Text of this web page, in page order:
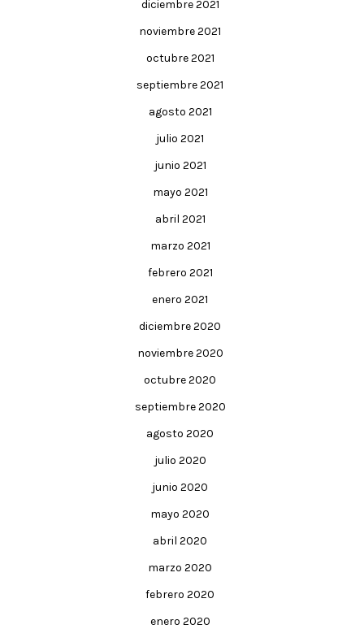
diciembre 2021
noviembre 2021
octubre 2021
septiembre 2021
agosto 2021
julio 2021
junio 2021
mayo 2021
abril 2021
marzo 2021
febrero 2021
enero 2021
diciembre 2020
noviembre 2020
octubre 2020
septiembre 2020
agosto 2020
julio 2020
junio 2020
mayo 2020
abril 2020
marzo 2020
febrero 2020
enero 2020